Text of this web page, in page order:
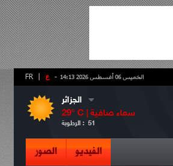
- ع FR الخميس 06 أغسطس 2026 14:13
الجزائر
29° C | سماء صافية
الرطوبة : 51
الفيديو الصور